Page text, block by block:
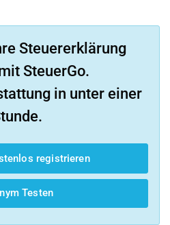
Steuererklärung
SteuerGo.
in unter einer
registrieren
Testen